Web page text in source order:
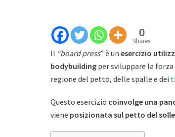
0
Shares
Il “board press” è un esercizio
bodybuilding per sviluppare la
regione del petto, delle spalle e dei
Questo esercizio coinvolge una
viene posizionata sul petto del